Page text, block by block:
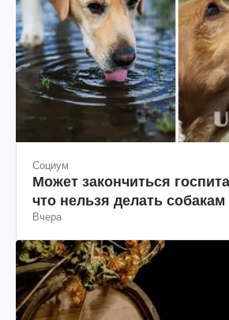
Социум
Может закончиться
что нельзя делать
Вчера